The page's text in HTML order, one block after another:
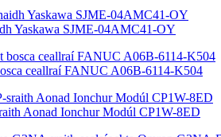
Yaskawa SJME-04AMC41-OY
ceallraí FANUC A06B-6114-K504
Aonad Ionchur Modúl CP1W-8ED